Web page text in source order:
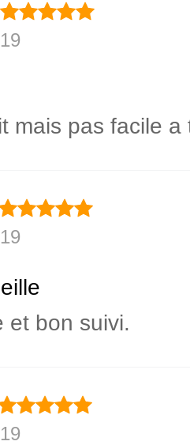
mais pas facile a
et bon suivi.